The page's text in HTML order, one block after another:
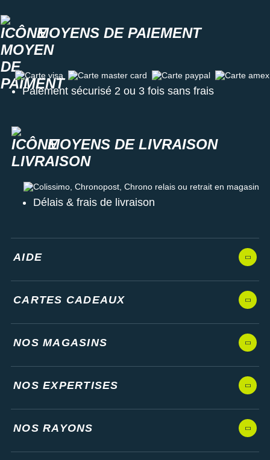
MOYENS DE PAIEMENT
Carte visa Carte master card Carte paypal Carte amex
Paiement sécurisé 2 ou 3 fois sans frais
MOYENS DE LIVRAISON
Colissimo, Chronopost, Chrono relais ou retrait en magasin
Délais & frais de livraison
AIDE
CARTES CADEAUX
NOS MAGASINS
NOS EXPERTISES
NOS RAYONS